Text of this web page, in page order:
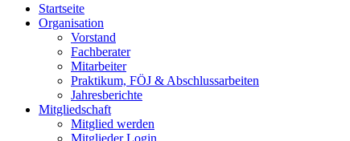
Startseite
Organisation
Vorstand
Fachberater
Mitarbeiter
Praktikum, FÖJ & Abschlussarbeiten
Jahresberichte
Mitgliedschaft
Mitglied werden
Mitglieder Login